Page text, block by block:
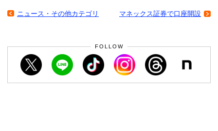
ニュース・その他カテゴリ マネックス証券で口座開設
FOLLOW